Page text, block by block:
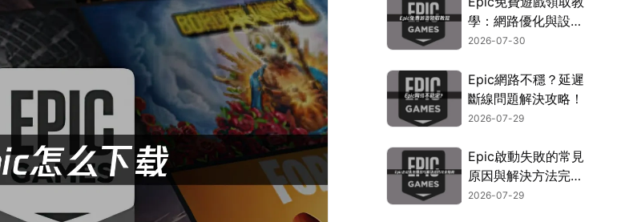
學：網路優化與設定
指南！
2026-07-30
Epic網路不穩？延遲
斷線問題解決攻略！
2026-07-29
Epic啟動失敗的常見
原因與解決方法完整
指南！
2026-07-29